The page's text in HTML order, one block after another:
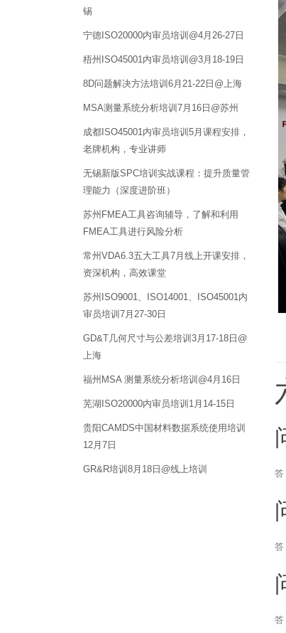
答
答
答
锡
宁德ISO20000内审员培训@4月26-27日
梧州ISO45001内审员培训@3月18-19日
8D问题解决方法培训6月21-22日@上海
MSA测量系统分析培训7月16日@苏州
成都ISO45001内审员培训5月课程安排，
老牌机构，专业讲师
无锡新版SPC培训实战课程：提升质量管
理能力（深度进阶班）
苏州FMEA工具咨询辅导，了解和利用
FMEA工具进行风险分析
常州VDA6.3五大工具7月线上开课安排，
资深机构，高效课堂
苏州ISO9001、ISO14001、ISO45001内
审员培训7月27-30日
GD&T几何尺寸与公差培训3月17-18日@
上海
福州MSA 测量系统分析培训@4月16日
芜湖ISO20000内审员培训1月14-15日
贵阳CAMDS中国材料数据系统使用培训
12月7日
GR&R培训8月18日@线上培训